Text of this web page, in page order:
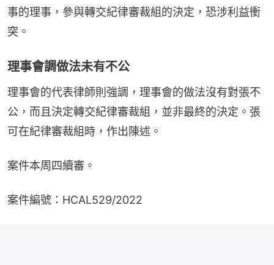
事的理事，參與轉交紀律審裁組的決定，恐涉利益衝
突。
理事會調做法未有不公
理事會的代表律師則強調，理事會的做法沒有對張不
公，而且決定轉交紀律審裁組，並非最終的決定。張
可在紀律審裁組時，作出陳述。
案件本周四續審。
案件編號：HCAL529/2022